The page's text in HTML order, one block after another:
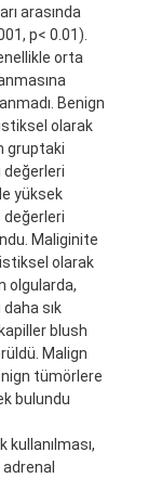
arasında
p< 0.01).
orta
Benign
olarak
gruptaki
değerleri
yüksek
değerleri
Maliginite
olarak
olgularda,
sık
blush
Malign
tümörlere
bulundu